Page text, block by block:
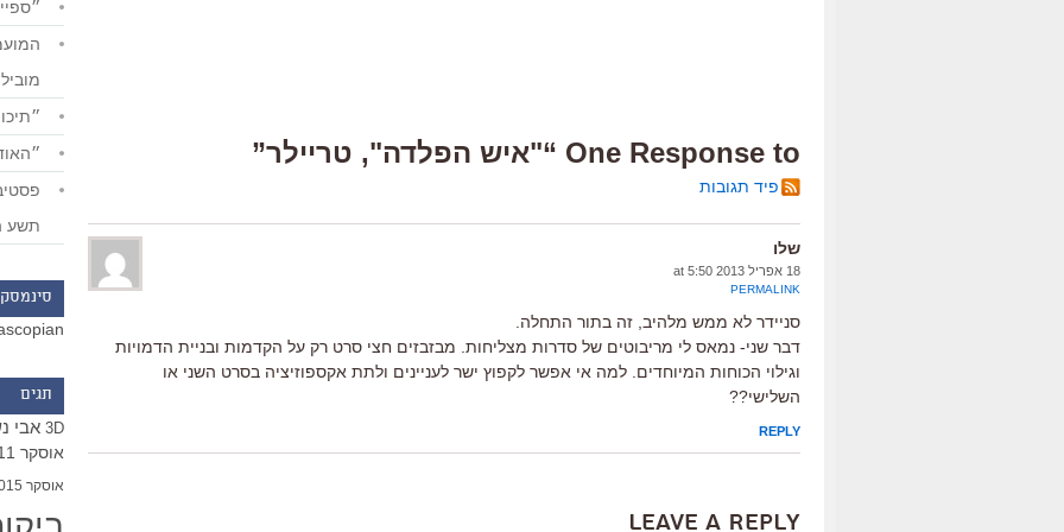
One Response to “"איש הפלדה", טריילר”
פיד תגובות
שלו
18 אפריל 2013 at 5:50
PERMALINK
סניידר לא ממש מלהיב, זה בתור התחלה.
דבר שני- נמאס לי מריבוטים של סדרות מצליחות. מבזבזים חצי סרט רק על הקדמות ובניית הדמויות
וגילוי הכוחות המיוחדים. למה אי אפשר לקפוץ ישר לעניינים ולתת אקספוזיציה בסרט השני או
השלישי??
REPLY
Leave a Reply
מוביל
תשע
תגים
3D אבי
אוסקר 2011
אוסקר 2015